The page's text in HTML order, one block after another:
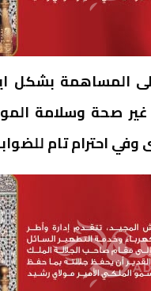
المساهمة بشكل
صحة وسلامة
وفي احترام تام